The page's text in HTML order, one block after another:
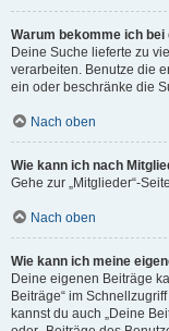
Warum bekomme ich
Deine Suche lieferte zu
verarbeiten. Benutze die
ein oder beschränke die
Nach oben
Wie kann ich nach
Gehe zur „Mitglieder“-
Nach oben
Wie kann ich meine
Deine eigenen Beiträge
Beiträge“ im
kannst du auch „Deine